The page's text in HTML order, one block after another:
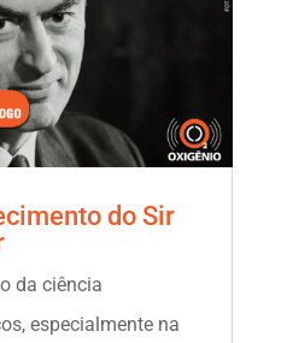
do Sir
da ciência
especialmente na